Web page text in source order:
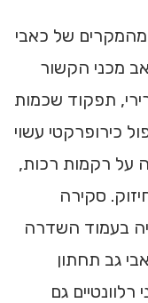
מהמקרים של כאבי
מכני הקשור
תפקוד שכמות
כירופרקטי עשוי
על רקמות רכות,
סקירה
בעמוד השדרה
גב תחתון
גם